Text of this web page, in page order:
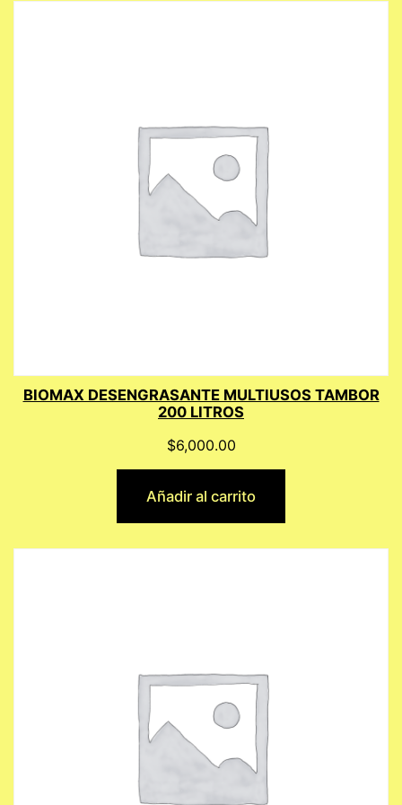
BIOMAX DESENGRASANTE MULTIUSOS TAMBOR
200 LITROS
$6,000.00
Añadir al carrito